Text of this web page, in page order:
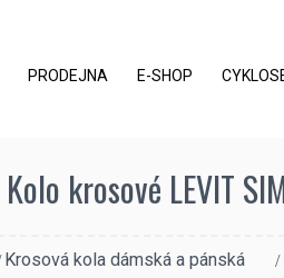
PRODEJNA E-SHOP
Kolo krosové LEVIT
Krosová kola dámská a pánská